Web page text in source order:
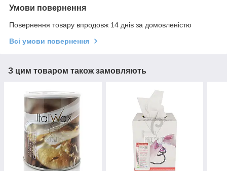
Умови повернення
Повернення товару впродовж 14 днів за домовленістю
Всі умови повернення
З цим товаром також замовляють